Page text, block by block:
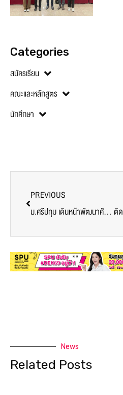
Categories
สมัครเรียน
คณะและหลักสูตร
นักศึกษา
PREVIOUS
ม.ศรีปทุม เดินหน้าพัฒนาศักยภาพนักศึกษา ประชุมพิจารณาคัดเลือกนักศึกษาดีเด่นด้านวิชาการฯ 2565
News
Related Posts